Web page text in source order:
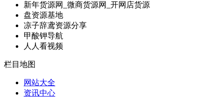
新年货源网_微商货源网_开网店货源
盘资源基地
凉子辞鸢资源分享
甲酸钾导航
人人看视频
栏目地图
网站大全
资讯中心